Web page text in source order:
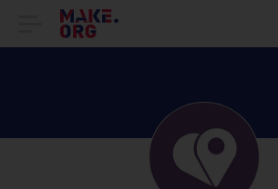
PREJSŤ
DOMOVSKÚ
STRÁNKU
MAKE.ORGZOZNÁMTE
SA
Životopis: